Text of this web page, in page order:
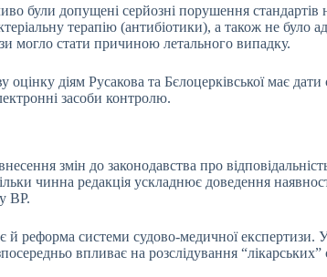
були допущені серйозні порушення
терапію (антибіотики), а також не було
могло стати причиною летального випадку.
діям Русакова та Бєлоцерківської має
засоби контролю.
змін до законодавства про
чинна редакція ускладнює доведення
ВР.
системи судово-медичної експертизи. У
впливає на розслідування “лікарських”